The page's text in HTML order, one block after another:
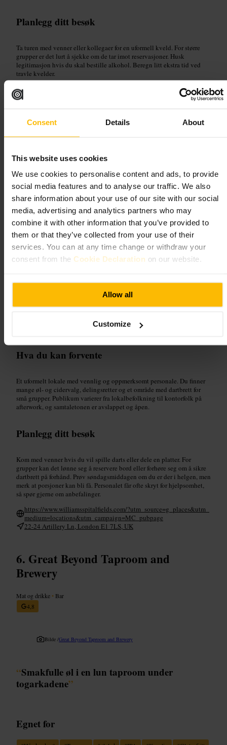
Consent Details About
This website uses cookies
We use cookies to personalise content and ads, to provide
social media features and to analyse our traffic. We also
share information about your use of our site with our social
media, advertising and analytics partners who may
combine it with other information that you’ve provided to
them or that they’ve collected from your use of their
services. You can at any time change or withdraw your
consent from the Cookie Declaration on our website.
Allow all
Customize
Planlegg ditt besøk
Ta turen med venner eller kollegaer for en uformell kveld. For større
grupper er det lurt å sjekke om de tar imot reservasjoner. Husk
legitimasjon hvis du skal bestille alkohol. Beregn litt ekstra tid ved
travle kvelder.
https://www.nicholsonspubs.co.uk/restaurants/london/thewoodinss
hadesbishopsgatelondon?utm_source=google&utm_medium=orga
krkr Mat og drikke
Bilde /Tripadvisor
“Øl, cider og dart i avslappet
nabolagsstemning”
Cider Dart
Hva du kan forvente
Et uformelt lokale med vennlig og oppmerksomt personale. Du finner
mange øl- og cidervalg, delingsretter og et område med dartbrett for
små grupper. Publikum varierer fra lokalbefolkning til kontorfolk på
afterwork, og samtaletonen er avslappet og åpen.
Planlegg ditt besøk
Kom med venner hvis du vil spille darts eller dele en platter. For
grupper kan det lønne seg å reservere bord eller forhøre seg om å sikre
dartbrett på forhånd. Prøv søndagsmiddagen om du er der i helgen, men
merk at porsjoner kan bli få. Personalet får ofte skryt for hjelpsomhet,
så spør gjerne om anbefalinger.
https://www.williamsspitalfields.com/?utm_source=g_places&utm_
medium=locations&utm_campaign=MC_pubpage
22-24 Artillery Ln, London E1 7LS, UK
Great Beyond Taproom and
Brewery
Mat og drikke • Bar
4,8
Bilde /Great Beyond Taproom and Brewery
“Smakfulle øl i en lun taproom under
togarkadene”
Egnet for